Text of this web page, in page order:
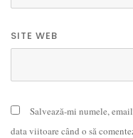
SITE WEB
Salvează-mi numele,
data viitoare când o să